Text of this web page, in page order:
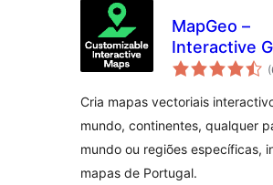
MapGeo –
Interactive
Maps
Cria mapas vectoriais
mundo, continentes, qualquer
mundo ou regiões específicas,
mapas de Portugal.